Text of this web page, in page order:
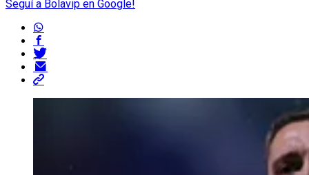
Seguí a Bolavip en Google!